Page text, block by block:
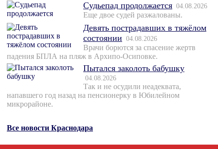
Судьепад продолжается 04.08.2026
Еще двое судей разжалованы.
Девять пострадавших в тяжёлом
состоянии 04.08.2026
Врачи борются за спасение жертв
падения БПЛА на пляж в Архипо-Осиповке.
Пытался заколоть бабушку
04.08.2026
Так и не осудили неадеквата,
напавшего год назад на пенсионерку в Юбилейном
микрорайоне.
Все новости Краснодара